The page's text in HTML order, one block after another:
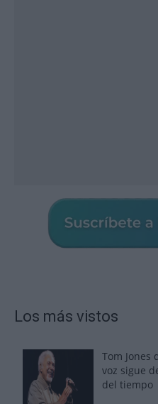
Los más vistos
Tom Jones
voz sigue
del tiempo